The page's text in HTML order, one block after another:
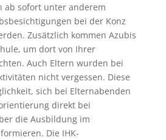
ab sofort unter anderem
bei der Konz
Zusätzlich kommen Azubis
um dort von Ihrer
Auch Eltern wurden bei
nicht vergessen. Diese
sich bei Elternabenden
direkt bei
die Ausbildung im
Die IHK-